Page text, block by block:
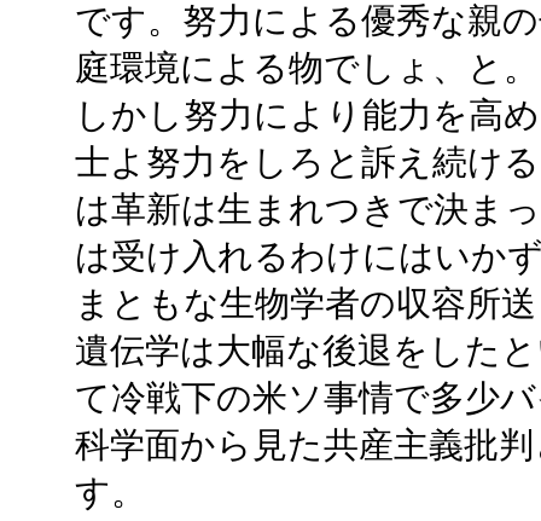
です。努力による優秀な親
庭環境による物でしょ、と。
しかし努力により能力を高
士よ努力をしろと訴え続け
は革新は生まれつきで決ま
は受け入れるわけにはいか
まともな生物学者の収容所
遺伝学は大幅な後退をした
て冷戦下の米ソ事情で多少
科学面から見た共産主義批
す。